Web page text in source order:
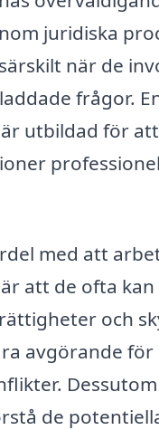
juridiska
när de
frågor.
utbildad för
med att
att de ofta kan
och
avgörande
de